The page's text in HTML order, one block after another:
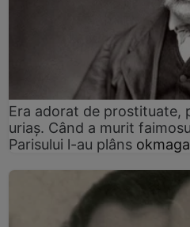
Era adorat de prostituate,
uriaș. Când a murit
Parisului l-au plâns